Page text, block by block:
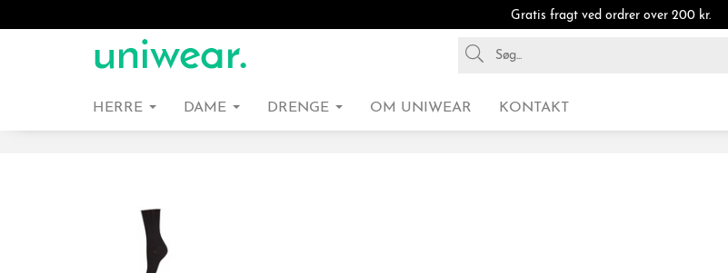
Gratis fragt ved ordrer over 200 kr.
HERRE DAME DRENGE OM UNIWEAR KONTAKT